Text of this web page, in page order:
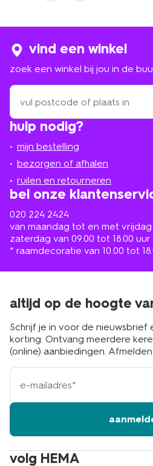
hulp nodig?
mijn bestelling
bezorgen of afhalen
ruilen en retourneren
bel onze
020 224 2424
van maandag tot en met vrijdag
zaterdag van 09.00 tot 18.00 uur
* raamdecoratie van 10.00 tot
vind een winkel
zoek een winkel bij jou in de
zoek
een
winkel
bij
in
de
buurt
volg HEMA
altijd op de hoogte
Schrijf je in voor de nieuwsbrief
korting. Ontvang meerdere
(online) aanbiedingen.
e-
mailadres